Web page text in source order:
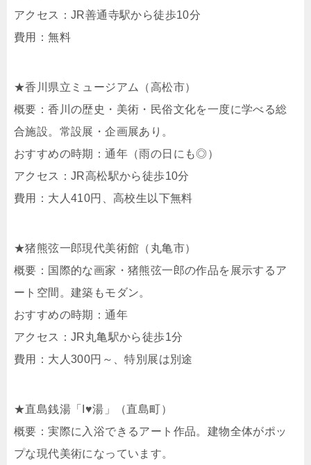
アクセス：JR善通寺駅から徒歩10分
費用：無料
★香川県立ミュージアム（高松市）
概要：香川の歴史・美術・民俗文化を一度に学べる総
合施設。常設展・企画展あり。
おすすめの時期：通年（雨の日にも◎）
アクセス：JR高松駅から徒歩10分
費用：大人410円、高校生以下無料
★猪熊弦一郎現代美術館（丸亀市）
概要：国際的な画家・猪熊弦一郎の作品を展示するア
ート空間。建築もモダン。
おすすめの時期：通年
アクセス：JR丸亀駅から徒歩1分
費用：大人300円～、特別展は別途
★直島銭湯「I♥湯」（直島町）
概要：実際に入浴できるアート作品。建物全体がポッ
プな現代美術になっています。